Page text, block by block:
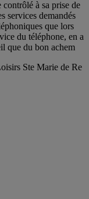
à sa prise de
services demandés
que lors
du téléphone, en a
que du bon achem
Ste Marie de Re